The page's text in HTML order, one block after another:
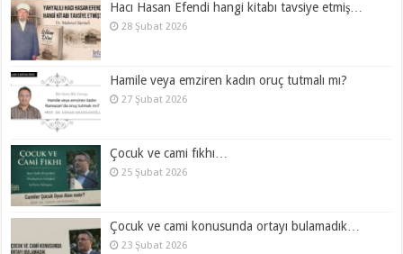
Hacı Hasan Efendi hangi kitabı tavsiye etmiş…
28 Şubat 2026
Hamile veya emziren kadın oruç tutmalı mı?
27 Şubat 2026
Çocuk ve cami fıkhı…
25 Şubat 2026
Çocuk ve cami konusunda ortayı bulamadık…
23 Şubat 2026